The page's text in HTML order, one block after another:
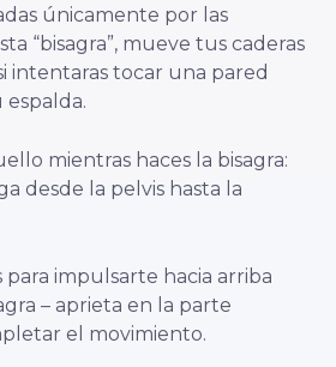
únicamente por las
“bisagra”, mueve tus caderas
intentaras tocar una pared
mientras haces la bisagra:
desde la pelvis hasta la
impulsarte hacia arriba
– aprieta en la parte
el movimiento.